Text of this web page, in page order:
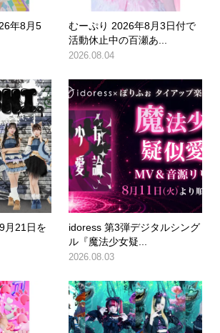
年8月5
むーぷり 2026年8月3日付で
活動休止中の百瀬あ...
2026.08.04
月21日を
idoress 第3弾デジタルシング
ル『魔法少女疑...
2026.08.03